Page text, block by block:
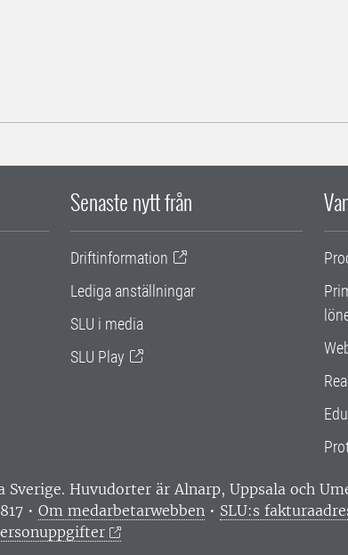
Senaste nytt från
Driftinformation
Lediga anställningar
SLU i media
SLU Play
Huvudorter är Alnarp, Uppsala och
• Om medarbetarwebben • SLU:s